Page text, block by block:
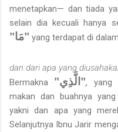
menetapkan— dan tiada
selain dia kecuali hanya
"مَا" yang terdapat di
dan dari apa yang
Bermakna "الَّذِي", yang
makan dan buahnya
yakni dan apa yang
Selanjutnya Ibnu Jarir